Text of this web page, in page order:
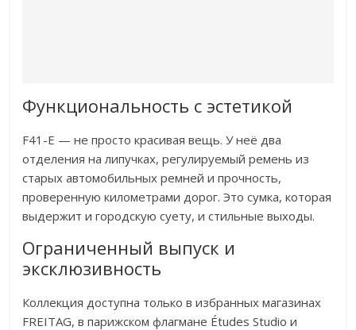
Функциональность с эстетикой
F41-E — не просто красивая вещь. У неё два
отделения на липучках, регулируемый ремень из
старых автомобильных ремней и прочность,
проверенную километрами дорог. Это сумка, которая
выдержит и городскую суету, и стильные выходы.
Ограниченный выпуск и
эксклюзивность
Коллекция доступна только в избранных магазинах
FREITAG, в парижском флагмане Études Studio и